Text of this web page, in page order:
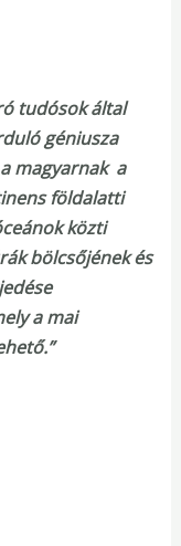
tudósok által
géniusza
magyarnak a
földalatti
közti
bölcsőjének és
a mai